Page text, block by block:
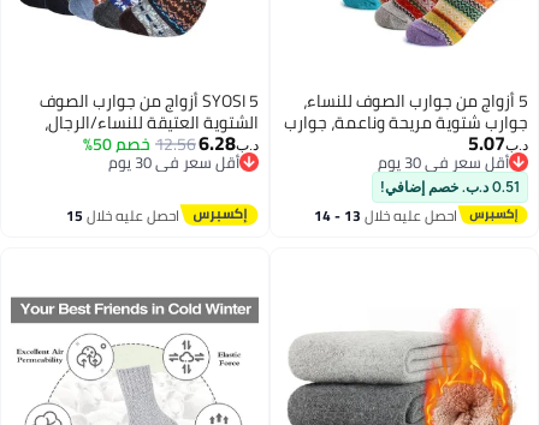
من جوارب الصوف للنساء،
شتوية مريحة وناعمة، جوارب
دافئة بتصميم قديم للنساء5.07
أقل سعر في 30 يوم
أقل سعر في 30 يوم
احصل عليه خلال 13 - 14
SYOSI 5 أزواج من جوارب الصوف
الشتوية العتيقة للنساء/الرجال،
جوارب صوف ناعمة ومريحة، جوارب
سميكة للجزمة، جوارب مريحة،
عتيقة أنيقة ومريحة، جوارب صوف
دافئة
6.28
12.56خصم 50%
أقل سعر في 30 يوم
أقل سعر في 30 يوم
احصل عليه خلال15
اغسطس